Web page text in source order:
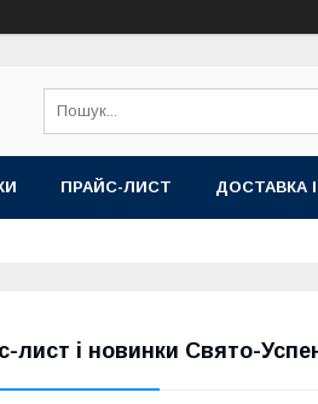
ПРАЙС-ЛИСТ ДОСТАВКА
лист і новинки Свято-